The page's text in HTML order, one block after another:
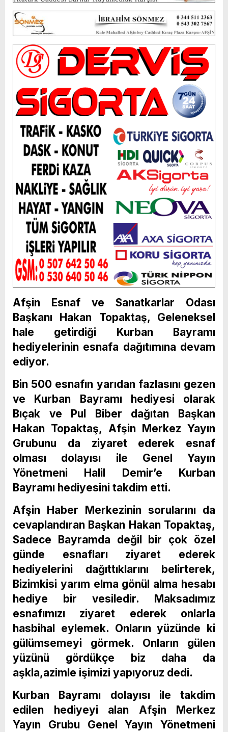
Afşin Esnaf ve Sanatkarlar Odası
Başkanı Hakan Topaktaş, Geleneksel
hale getirdiği Kurban Bayramı
hediyelerinin esnafa dağıtımına devam
ediyor.
Bin 500 esnafın yarıdan fazlasını gezen
ve Kurban Bayramı hediyesi olarak
Bıçak ve Pul Biber dağıtan Başkan
Hakan Topaktaş, Afşin Merkez Yayın
Grubunu da ziyaret ederek esnaf
olması dolayısı ile Genel Yayın
Yönetmeni Halil Demir’e Kurban
Bayramı hediyesini takdim etti.
Afşin Haber Merkezinin sorularını da
cevaplandıran Başkan Hakan Topaktaş,
Sadece Bayramda değil bir çok özel
günde esnafları ziyaret ederek
hediyelerini dağıttıklarını belirterek,
Bizimkisi yarım elma gönül alma hesabı
hediye bir vesiledir. Maksadımız
esnafımızı ziyaret ederek onlarla
hasbihal eylemek. Onların yüzünde ki
gülümsemeyi görmek. Onların gülen
yüzünü gördükçe biz daha da
aşkla,azimle işimizi yapıyoruz dedi.
Kurban Bayramı dolayısı ile takdim
edilen hediyeyi alan Afşin Merkez
Yayın Grubu Genel Yayın Yönetmeni